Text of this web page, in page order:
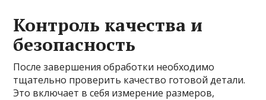
Контроль качества и
безопасность
После завершения обработки необходимо
тщательно проверить качество готовой детали.
Это включает в себя измерение размеров,